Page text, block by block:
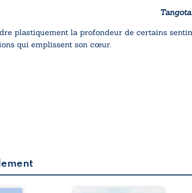
plastiquement la profondeur de certains
qui emplissent son cœur.